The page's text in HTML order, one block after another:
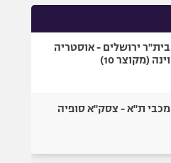
בית"ר ירושלים - אוסטריה
וינה (מקוצר 10)
מכבי ת"א - צסק"א סופיה